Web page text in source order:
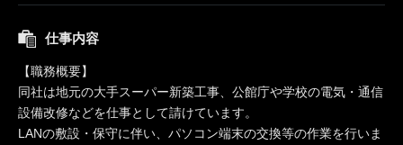
仕事内容
【職務概要】
同社は地元の大手スーパー新築工事、公館庁や学校の電気・通信
設備改修などを仕事として請けています。
LANの敷設・保守に伴い、パソコン端末の交換等の作業を行いま